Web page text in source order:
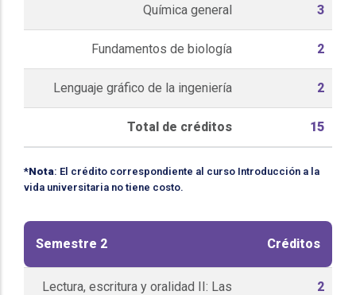
Química general 3
Fundamentos de biología 2
Lenguaje gráfico de la ingeniería 2
Total de créditos 15
*Nota: El crédito correspondiente al curso Introducción a la
vida universitaria no tiene costo.
Semestre 2 Créditos
Lectura, escritura y oralidad II: Las
2